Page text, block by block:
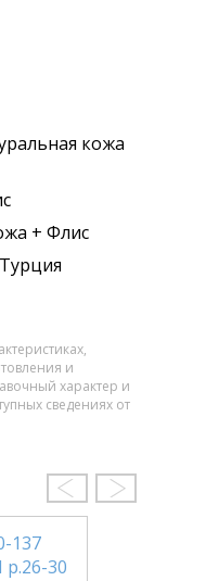
кожа
+ Флис
Турция
и
характер и
сведениях от
137
р.26-30